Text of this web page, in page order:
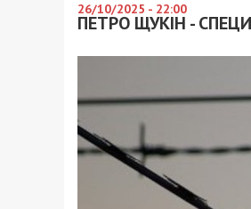
26/10/2025 - 22:00
ПЕТРО ЩУКІН -